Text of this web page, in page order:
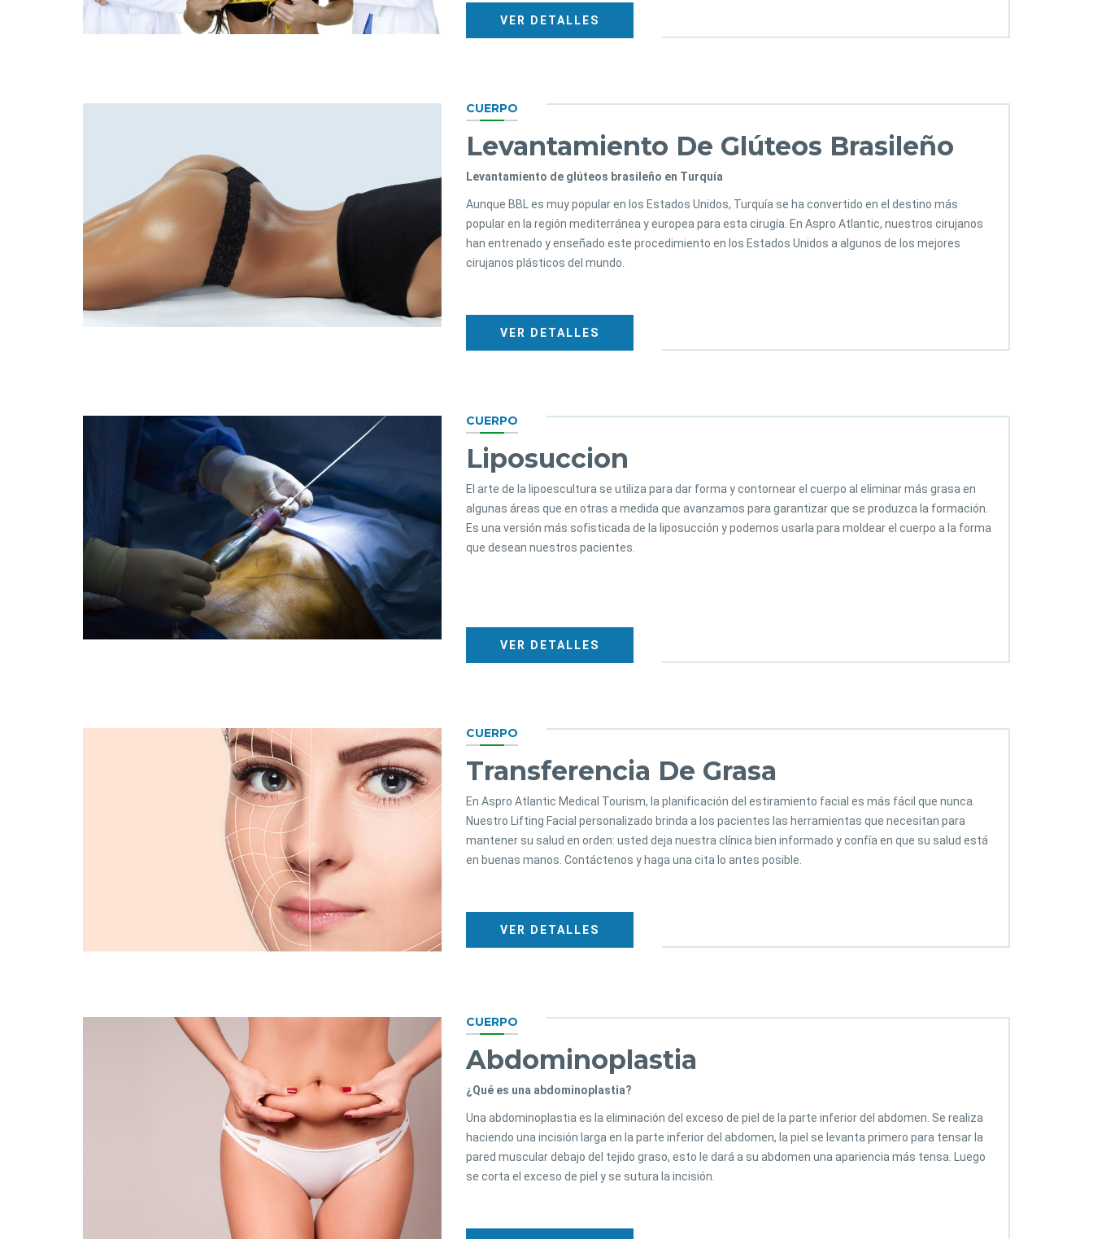
VER DETALLES
CUERPO
Levantamiento De Glúteos Brasileño
Levantamiento de glúteos brasileño en Turquía
Aunque BBL es muy popular en los Estados Unidos, Turquía se ha convertido en el destino más
popular en la región mediterránea y europea para esta cirugía. En Aspro Atlantic, nuestros cirujanos
han entrenado y enseñado este procedimiento en los Estados Unidos a algunos de los mejores
cirujanos plásticos del mundo.
VER DETALLES
CUERPO
Liposuccion
El arte de la lipoescultura se utiliza para dar forma y contornear el cuerpo al eliminar más grasa en
algunas áreas que en otras a medida que avanzamos para garantizar que se produzca la formación.
Es una versión más sofisticada de la liposucción y podemos usarla para moldear el cuerpo a la forma
que desean nuestros pacientes.
VER DETALLES
CUERPO
Transferencia De Grasa
En Aspro Atlantic Medical Tourism, la planificación del estiramiento facial es más fácil que nunca.
Nuestro Lifting Facial personalizado brinda a los pacientes las herramientas que necesitan para
mantener su salud en orden: usted deja nuestra clínica bien informado y confía en que su salud está
en buenas manos. Contáctenos y haga una cita lo antes posible.
VER DETALLES
CUERPO
Abdominoplastia
¿Qué es una abdominoplastia?
Una abdominoplastia es la eliminación del exceso de piel de la parte inferior del abdomen. Se realiza
haciendo una incisión larga en la parte inferior del abdomen, la piel se levanta primero para tensar la
pared muscular debajo del tejido graso, esto le dará a su abdomen una apariencia más tensa. Luego
se corta el exceso de piel y se sutura la incisión.